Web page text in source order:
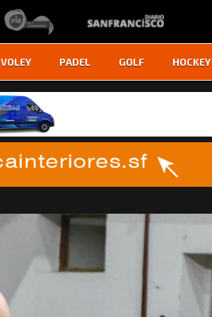
VOLEY PADEL GOLF HOCKEY